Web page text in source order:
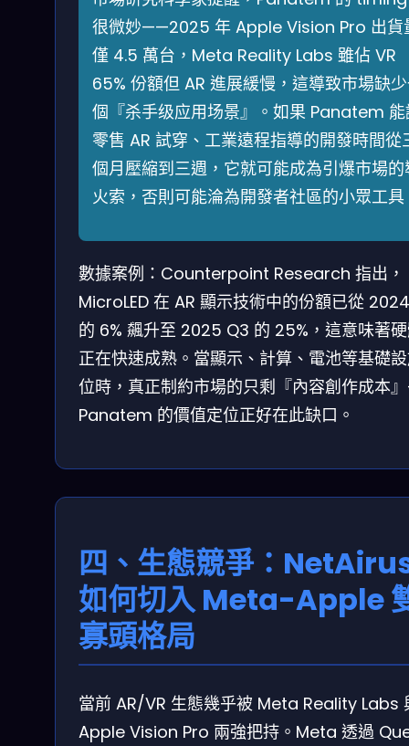
很微妙——2025 年 Apple Vision Pro 出貨
僅 4.5 萬台，Meta Reality Labs 雖佔 VR
65% 份額但 AR 進展緩慢，這導致市場缺
個『杀手级应用场景』。如果 Panatem
零售 AR 試穿、工業遠程指導的開發時間從
個月壓縮到三週，它就可能成為引爆市場的
火索，否則可能淪為開發者社區的小眾工具
數據案例：Counterpoint Research 指出，
MicroLED 在 AR 顯示技術中的份額已從
的 6% 飆升至 2025 Q3 的 25%，這意味著
正在快速成熟。當顯示、計算、電池等基礎
位時，真正制約市場的只剩『內容創作成本
Panatem 的價值定位正好在此缺口。
四、生態競爭：
如何切入 Meta-Apple
寡頭格局
當前 AR/VR 生態幾乎被 Meta Reality Labs
Apple Vision Pro 兩強把持。Meta 透過